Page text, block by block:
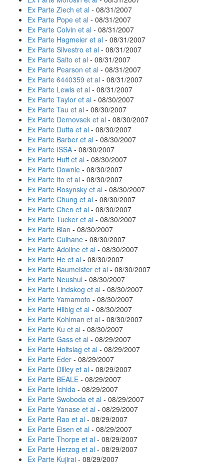
Ex Parte Ziech et al - 08/31/2007
Ex Parte Pope et al - 08/31/2007
Ex Parte Colvin et al - 08/31/2007
Ex Parte Hagmeier et al - 08/31/2007
Ex Parte Silvestro et al - 08/31/2007
Ex Parte Saito et al - 08/31/2007
Ex Parte Pearson et al - 08/31/2007
Ex Parte 6440359 et al - 08/31/2007
Ex Parte Lewis et al - 08/31/2007
Ex Parte Taylor et al - 08/30/2007
Ex Parte Tau et al - 08/30/2007
Ex Parte Dernovsek et al - 08/30/2007
Ex Parte Dutta et al - 08/30/2007
Ex Parte Barber et al - 08/30/2007
Ex Parte ISSA - 08/30/2007
Ex Parte Huff et al - 08/30/2007
Ex Parte Downie - 08/30/2007
Ex Parte Ito et al - 08/30/2007
Ex Parte Rosynsky et al - 08/30/2007
Ex Parte Chung et al - 08/30/2007
Ex Parte Chen et al - 08/30/2007
Ex Parte Tucker et al - 08/30/2007
Ex Parte Bian - 08/30/2007
Ex Parte Culhane - 08/30/2007
Ex Parte Adoline et al - 08/30/2007
Ex Parte He et al - 08/30/2007
Ex Parte Baumeister et al - 08/30/2007
Ex Parte Neushul - 08/30/2007
Ex Parte Lindskog et al - 08/30/2007
Ex Parte Yamamoto - 08/30/2007
Ex Parte Hilbig et al - 08/30/2007
Ex Parte Kohlman et al - 08/30/2007
Ex Parte Ku et al - 08/30/2007
Ex Parte Gass et al - 08/29/2007
Ex Parte Holtslag et al - 08/29/2007
Ex Parte Eder - 08/29/2007
Ex Parte Dilley et al - 08/29/2007
Ex Parte BEALE - 08/29/2007
Ex Parte Ichida - 08/29/2007
Ex Parte Swoboda et al - 08/29/2007
Ex Parte Yanase et al - 08/29/2007
Ex Parte Rao et al - 08/29/2007
Ex Parte Eisen et al - 08/29/2007
Ex Parte Thorpe et al - 08/29/2007
Ex Parte Herzog et al - 08/29/2007
Ex Parte Kujirai - 08/29/2007